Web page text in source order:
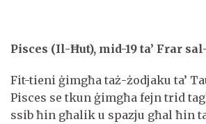
Pisces (Il-Ħut), mid-19 ta’ Frar
Fit-tieni ġimgħa taż-żodjaku ta’
Pisces se tkun ġimgħa fejn trid
ssib ħin għalik u spazju għal ħin